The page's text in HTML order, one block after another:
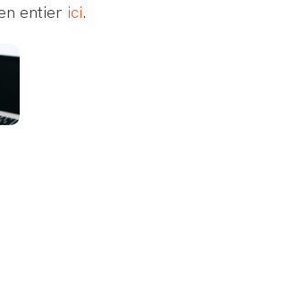
entier ici.